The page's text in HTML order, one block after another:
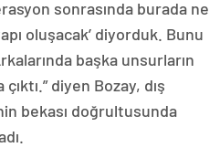
sonrasında burada ne
oluşacak’ diyorduk. Bunu
başka unsurların
diyen Bozay, dış
bekası doğrultusunda